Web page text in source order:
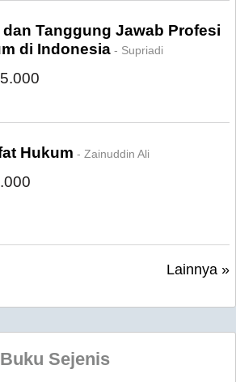
dan Tanggung Jawab Profesi
di Indonesia - Supriadi
Hukum - Zainuddin Ali
Lainnya »
Buku Sejenis